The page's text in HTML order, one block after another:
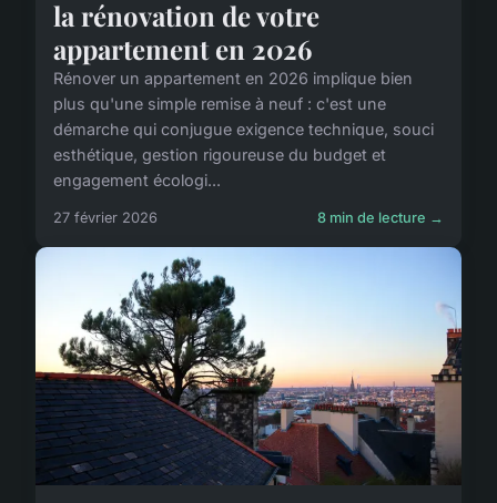
la rénovation de votre
appartement en 2026
Rénover un appartement en 2026 implique bien
plus qu'une simple remise à neuf : c'est une
démarche qui conjugue exigence technique, souci
esthétique, gestion rigoureuse du budget et
engagement écologi...
27 février 2026 8 min de lecture →